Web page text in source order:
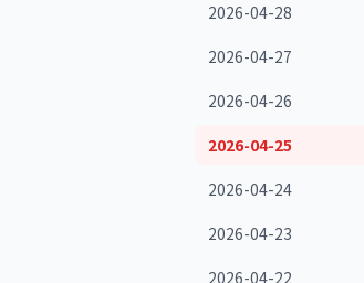
2026-04-28
2026-04-27
2026-04-26
2026-04-25
2026-04-24
2026-04-23
2026-04-22